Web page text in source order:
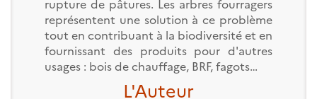
rupture de pâtures. Les arbres fourragers
représentent une solution à ce problème
tout en contribuant à la biodiversité et en
fournissant des produits pour d'autres
usages : bois de chauffage, BRF, fagots…
L'Auteur